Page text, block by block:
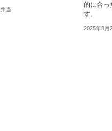
当
的に合っ
す。
2025年8月